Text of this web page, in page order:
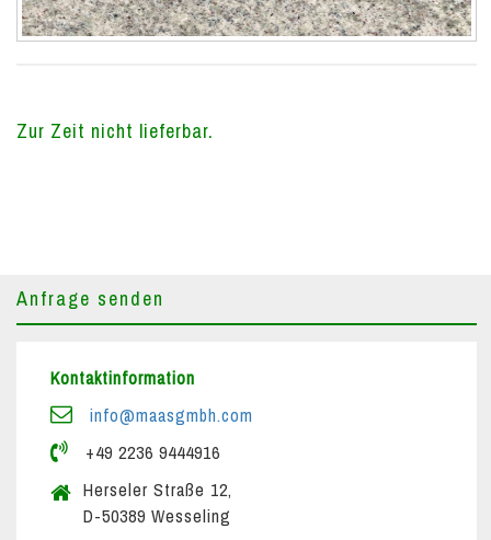
Zur Zeit nicht lieferbar.
Anfrage senden
Kontaktinformation
info@maasgmbh.com
+49 2236 9444916
Herseler Straße 12,
D-50389 Wesseling